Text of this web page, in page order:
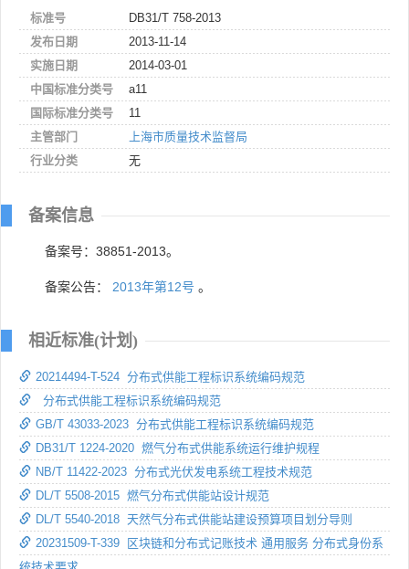
标准号
DB31/T 758-2013
发布日期
2013-11-14
实施日期
2014-03-01
中国标准分类号
a11
国际标准分类号
11
主管部门
上海市质量技术监督局
行业分类
无
备案信息
备案号：38851-2013。
备案公告： 2013年第12号 。
相近标准(计划)
20214494-T-524 分布式供能工程标识系统编码规范
分布式供能工程标识系统编码规范
GB/T 43033-2023 分布式供能工程标识系统编码规范
DB31/T 1224-2020 燃气分布式供能系统运行维护规程
NB/T 11422-2023 分布式光伏发电系统工程技术规范
DL/T 5508-2015 燃气分布式供能站设计规范
DL/T 5540-2018 天然气分布式供能站建设预算项目划分导则
20231509-T-339 区块链和分布式记账技术 通用服务 分布式身份系